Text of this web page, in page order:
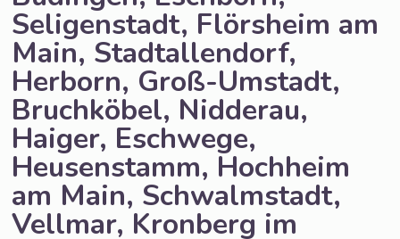
Seligenstadt, Flörsheim am
Main, Stadtallendorf,
Herborn, Groß-Umstadt,
Bruchköbel, Nidderau,
Haiger, Eschwege,
Heusenstamm, Hochheim
am Main, Schwalmstadt,
Vellmar, Kronberg im